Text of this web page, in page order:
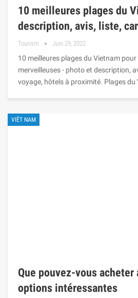
10 meilleures plages du
description, avis, liste,
Tourism Juin 29, 2022
10 meilleures plages du Vietnam
merveilleuses - photo et description,
voyage, hôtels à proximité. Plages du
VIÊT NAM
Que pouvez-vous acheter
options intéressantes